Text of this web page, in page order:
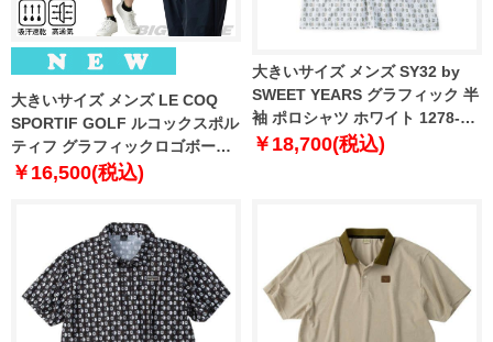
大きいサイズ メンズ LE COQ
SPORTIF GOLF ルコックスポル
ティフ グラフィックロゴボーダ
ー 半袖 ゴルフ ポロシャツ スト
￥16,500(税込)
大きいサイズ メンズ SY32 by
SWEET YEARS グラフィック 半
袖 ポロシャツ ホワイト 1278-
6276-1 3L 4L 5L 6L
￥18,700(税込)